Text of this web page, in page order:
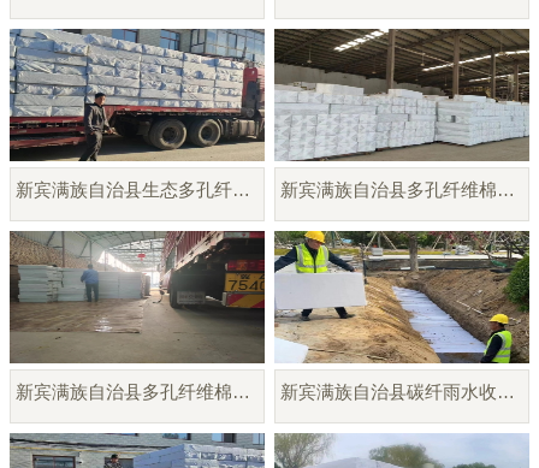
新宾满族自治县生态多孔纤维棉模块厂家 新宾满族自治县多孔纤维棉模块供应
新宾满族自治县多孔纤维棉模块厂家直销 新宾满族自治县碳纤雨水收集模块